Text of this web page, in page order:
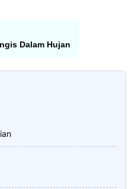
Dalam Hujan